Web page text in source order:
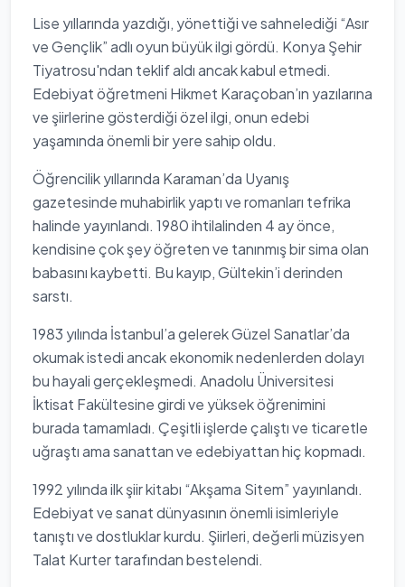
Lise yıllarında yazdığı, yönettiği ve sahnelediği “Asır
ve Gençlik” adlı oyun büyük ilgi gördü. Konya Şehir
Tiyatrosu'ndan teklif aldı ancak kabul etmedi.
Edebiyat öğretmeni Hikmet Karaçoban’ın yazılarına
ve şiirlerine gösterdiği özel ilgi, onun edebi
yaşamında önemli bir yere sahip oldu.
Öğrencilik yıllarında Karaman’da Uyanış
gazetesinde muhabirlik yaptı ve romanları tefrika
halinde yayınlandı. 1980 ihtilalinden 4 ay önce,
kendisine çok şey öğreten ve tanınmış bir sima olan
babasını kaybetti. Bu kayıp, Gültekin’i derinden
sarstı.
1983 yılında İstanbul’a gelerek Güzel Sanatlar’da
okumak istedi ancak ekonomik nedenlerden dolayı
bu hayali gerçekleşmedi. Anadolu Üniversitesi
İktisat Fakültesine girdi ve yüksek öğrenimini
burada tamamladı. Çeşitli işlerde çalıştı ve ticaretle
uğraştı ama sanattan ve edebiyattan hiç kopmadı.
1992 yılında ilk şiir kitabı “Akşama Sitem” yayınlandı.
Edebiyat ve sanat dünyasının önemli isimleriyle
tanıştı ve dostluklar kurdu. Şiirleri, değerli müzisyen
Talat Kurter tarafından bestelendi.